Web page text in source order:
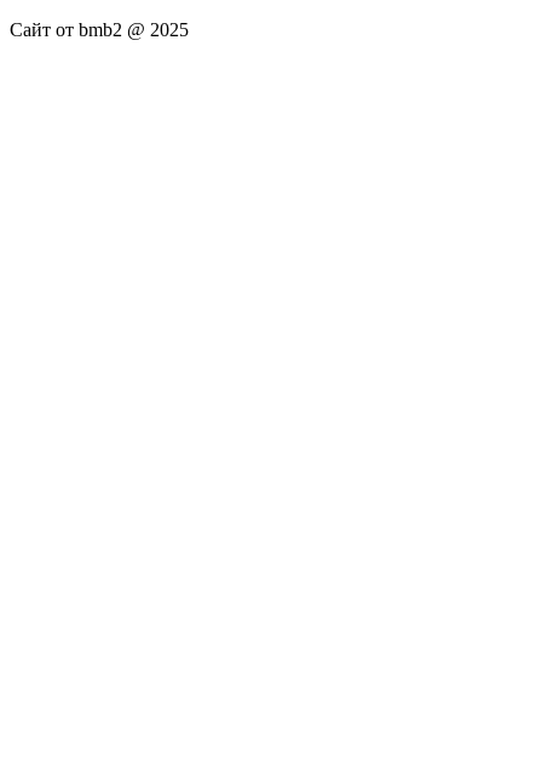
Сайт от bmb2 @ 2025